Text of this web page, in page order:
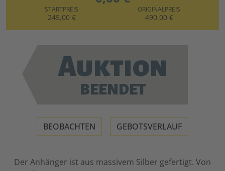
STARTPREIS
245,00 €
ORIGINALPREIS
490,00 €
Der Anhänger ist aus massivem Silber gefertigt. Von
Auktion
BEENDET
BEOBACHTEN GEBOTSVERLAUF